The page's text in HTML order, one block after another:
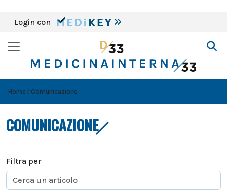
Login con
Home Comunicazione
COMUNICAZIONE
Filtra per